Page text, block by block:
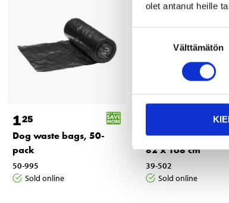
olet antanut heille
Välttämätön
125
Dog waste bags, 50-
pack
50-995
Sold online
Windscreen
82 x 168 cm
39-502
Sold online